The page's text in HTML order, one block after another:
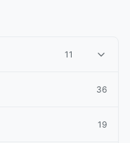
11
36
19